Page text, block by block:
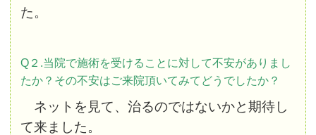
た。
Q２.当院で施術を受けることに対して不安がありまし
たか？その不安はご来院頂いてみてどうでしたか？
ネットを見て、治るのではないかと期待し
て来ました。